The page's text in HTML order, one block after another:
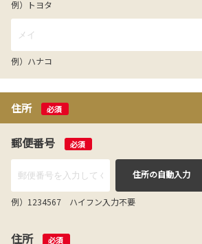
例）トヨタ
例）ハナコ
住所 必須
郵便番号 必須
住所の自動入力
例）1234567 ハイフン入力不要
住所 必須